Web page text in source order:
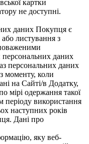
картки
не доступні.
даних Покупця є
листування з
даних
персональних даних
моменту, коли
на Сайті/в Додатку,
мірі одержання такої
періоду використання
наступних років
Дані про
яку веб-